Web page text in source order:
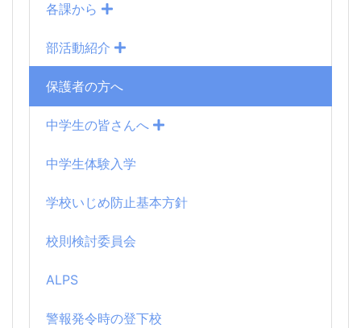
各課から
部活動紹介
保護者の方へ
中学生の皆さんへ
中学生体験入学
学校いじめ防止基本方針
校則検討委員会
ALPS
警報発令時の登下校